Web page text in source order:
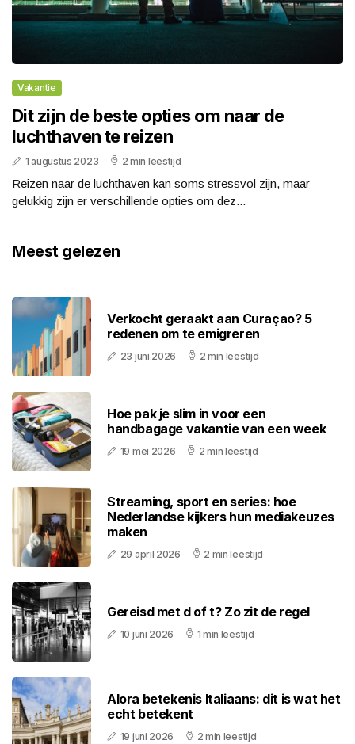
Vakantie
Dit zijn de beste opties om naar de
luchthaven te reizen
1 augustus 2023 2 min leestijd
Reizen naar de luchthaven kan soms stressvol zijn, maar
gelukkig zijn er verschillende opties om dez...
Meest gelezen
Verkocht geraakt aan Curaçao? 5
redenen om te emigreren
23 juni 2026 2 min leestijd
Hoe pak je slim in voor een
handbagage vakantie van een week
19 mei 2026 2 min leestijd
Streaming, sport en series: hoe
Nederlandse kijkers hun mediakeuzes
maken
29 april 2026 2 min leestijd
Gereisd met d of t? Zo zit de regel
10 juni 2026 1 min leestijd
Alora betekenis Italiaans: dit is wat het
echt betekent
19 juni 2026 2 min leestijd